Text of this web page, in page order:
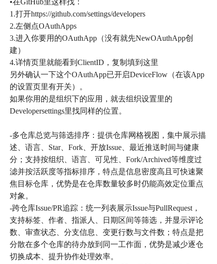
•在GitHub里这样找：
1.打开https://github.com/settings/developers
2.左侧点OAuthApps
3.进入你要用的OAuthApp（没有就先NewOAuthApp创
建）
4.详情页里就能看到ClientID，复制填到这里
另外确认一下这个OAuthApp已开启DeviceFlow（在该App
的设置页里有开关）。
如果你用的是组织下的应用，就去组织设置里的
Developersettings里找同样的位置。
-多仓库总览与筛选排序：提供仓库网格视图，集中展示描
述、语言、Star、Fork、开放Issue、最近推送时间与健康
分；支持按组织、语言、可见性、Fork/Archived等维度过
滤并按活跃度等指标排序，特点是信息密度高且可快速聚
焦目标仓库，优势是在仓库数量较多时仍能高效定位重点
对象。
-跨仓库Issue/PR追踪：统一列表展示Issue与PullRequest，
支持标签、作者、指派人、日期区间等筛选，并显示评论
数、审查状态、分支信息、变更行数与文件数；特点是把
分散在多个仓库的待办放到同一工作面，优势是减少逐仓
切换成本、提升协作处理效率。